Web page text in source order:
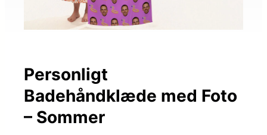
Personligt
Badehåndklæde med Foto
– Sommer